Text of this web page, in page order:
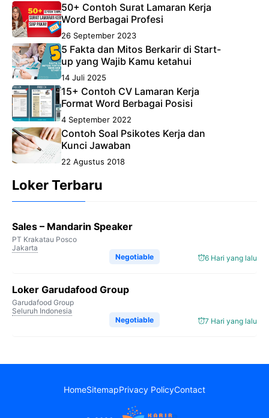
50+ Contoh Surat Lamaran Kerja
Word Berbagai Profesi
26 September 2023
5 Fakta dan Mitos Berkarir di Start-
up yang Wajib Kamu ketahui
14 Juli 2025
15+ Contoh CV Lamaran Kerja
Format Word Berbagai Posisi
4 September 2022
Contoh Soal Psikotes Kerja dan
Kunci Jawaban
22 Agustus 2018
Loker Terbaru
Sales – Mandarin Speaker
PT Krakatau Posco
Jakarta
6 Hari yang lalu
Negotiable
Loker Garudafood Group
Garudafood Group
Seluruh Indonesia
7 Hari yang lalu
Negotiable
HomeSitemapPrivacy PolicyContact